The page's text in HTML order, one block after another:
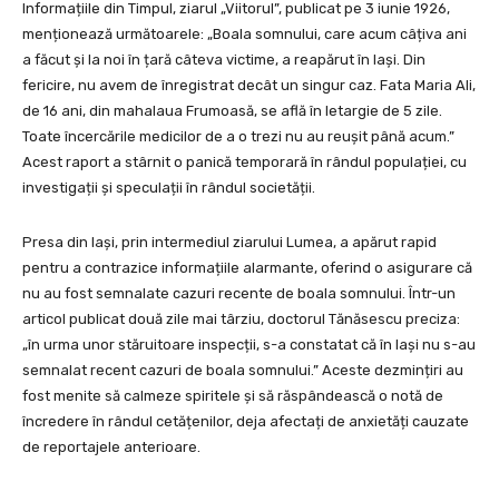
Informațiile din Timpul, ziarul „Viitorul”, publicat pe 3 iunie 1926,
menționează următoarele: „Boala somnului, care acum câțiva ani
a făcut și la noi în țară câteva victime, a reapărut în Iași. Din
fericire, nu avem de înregistrat decât un singur caz. Fata Maria Ali,
de 16 ani, din mahalaua Frumoasă, se află în letargie de 5 zile.
Toate încercările medicilor de a o trezi nu au reușit până acum.”
Acest raport a stârnit o panică temporară în rândul populației, cu
investigații și speculații în rândul societății.
Presa din Iași, prin intermediul ziarului Lumea, a apărut rapid
pentru a contrazice informațiile alarmante, oferind o asigurare că
nu au fost semnalate cazuri recente de boala somnului. Într-un
articol publicat două zile mai târziu, doctorul Tănăsescu preciza:
„în urma unor stăruitoare inspecții, s-a constatat că în Iași nu s-au
semnalat recent cazuri de boala somnului.” Aceste dezmințiri au
fost menite să calmeze spiritele și să răspândească o notă de
încredere în rândul cetățenilor, deja afectați de anxietăți cauzate
de reportajele anterioare.